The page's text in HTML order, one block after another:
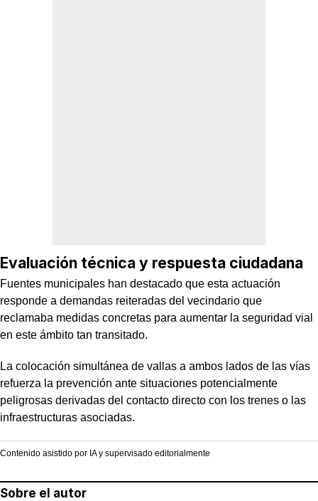
Evaluación técnica y respuesta ciudadana
Fuentes municipales han destacado que esta actuación
responde a demandas reiteradas del vecindario que
reclamaba medidas concretas para aumentar la seguridad vial
en este ámbito tan transitado.
La colocación simultánea de vallas a ambos lados de las vías
refuerza la prevención ante situaciones potencialmente
peligrosas derivadas del contacto directo con los trenes o las
infraestructuras asociadas.
Contenido asistido por IA y supervisado editorialmente
Sobre el autor